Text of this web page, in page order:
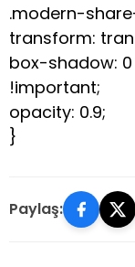
.modern-
transform:
box-shadow: 0
!important;
opacity: 0.9;
}
Paylaş: